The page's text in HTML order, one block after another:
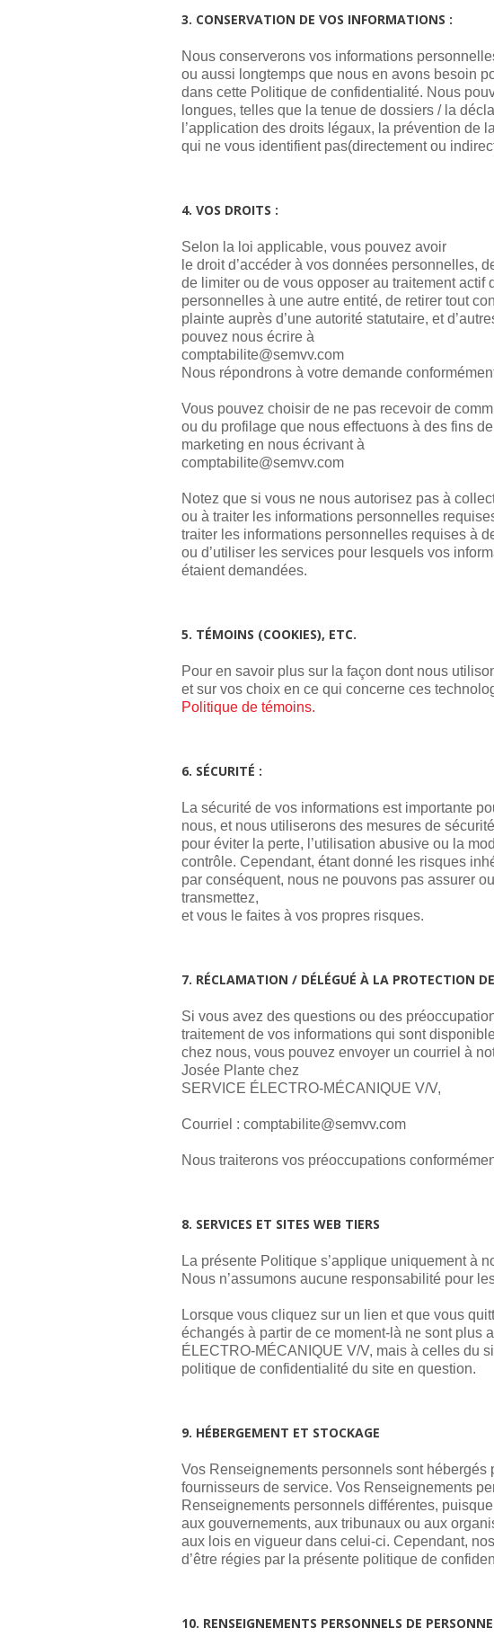
3. CONSERVATION DE VOS INFORMATIONS :
Nous conserverons vos informations
ou aussi longtemps que nous en avons besoin
dans cette Politique de confidentialité. Nous
longues, telles que la tenue de dossiers / la
l’application des droits légaux, la prévention de
qui ne vous identifient pas(directement ou
4. VOS DROITS :
Selon la loi applicable, vous pouvez avoir
le droit d’accéder à vos données personnelles,
de limiter ou de vous opposer au traitement
personnelles à une autre entité, de retirer tout
plainte auprès d’une autorité statutaire, et
pouvez nous écrire à
moc.vvmes@etilibatpmoc
Nous répondrons à votre demande
Vous pouvez choisir de ne pas recevoir de
ou du profilage que nous effectuons à des fins de
marketing en nous écrivant à
moc.vvmes@etilibatpmoc
Notez que si vous ne nous autorisez pas à
ou à traiter les informations personnelles
traiter les informations personnelles requises à
ou d’utiliser les services pour lesquels vos
étaient demandées.
5. TÉMOINS (COOKIES), ETC.
Pour en savoir plus sur la façon dont nous
et sur vos choix en ce qui concerne ces
Politique de témoins.
6. SÉCURITÉ :
La sécurité de vos informations est importante
nous, et nous utiliserons des mesures de
pour éviter la perte, l’utilisation abusive ou la
contrôle. Cependant, étant donné les risques
par conséquent, nous ne pouvons pas assurer
transmettez,
et vous le faites à vos propres risques.
7. RÉCLAMATION / DÉLÉGUÉ À LA PROTECTION
Si vous avez des questions ou des
traitement de vos informations qui sont
chez nous, vous pouvez envoyer un courriel à
Josée Plante chez
SERVICE ÉLECTRO-MÉCANIQUE V/V,
Courriel : moc.vvmes@etilibatpmoc
Nous traiterons vos préoccupations
8. SERVICES ET SITES WEB TIERS
La présente Politique s’applique uniquement à
Nous n’assumons aucune responsabilité pour
Lorsque vous cliquez sur un lien et que vous
échangés à partir de ce moment-là ne sont plus
ÉLECTRO-MÉCANIQUE V/V, mais à celles du
politique de confidentialité du site en question.
9. HÉBERGEMENT ET STOCKAGE
Vos Renseignements personnels sont
fournisseurs de service. Vos Renseignements
Renseignements personnels différentes,
aux gouvernements, aux tribunaux ou aux
aux lois en vigueur dans celui-ci. Cependant,
d’être régies par la présente politique de
10. RENSEIGNEMENTS PERSONNELS DE